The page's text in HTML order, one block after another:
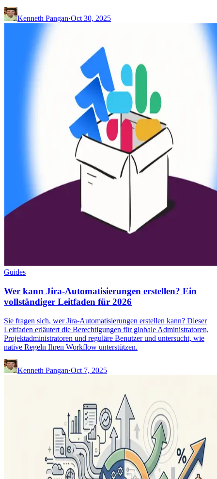
Kenneth Pangan·Oct 30, 2025
Guides
Wer kann Jira-Automatisierungen erstellen? Ein
vollständiger Leitfaden für 2026
Sie fragen sich, wer Jira-Automatisierungen erstellen kann? Dieser
Leitfaden erläutert die Berechtigungen für globale Administratoren,
Projektadministratoren und reguläre Benutzer und untersucht, wie
native Regeln Ihren Workflow unterstützen.
Kenneth Pangan·Oct 7, 2025